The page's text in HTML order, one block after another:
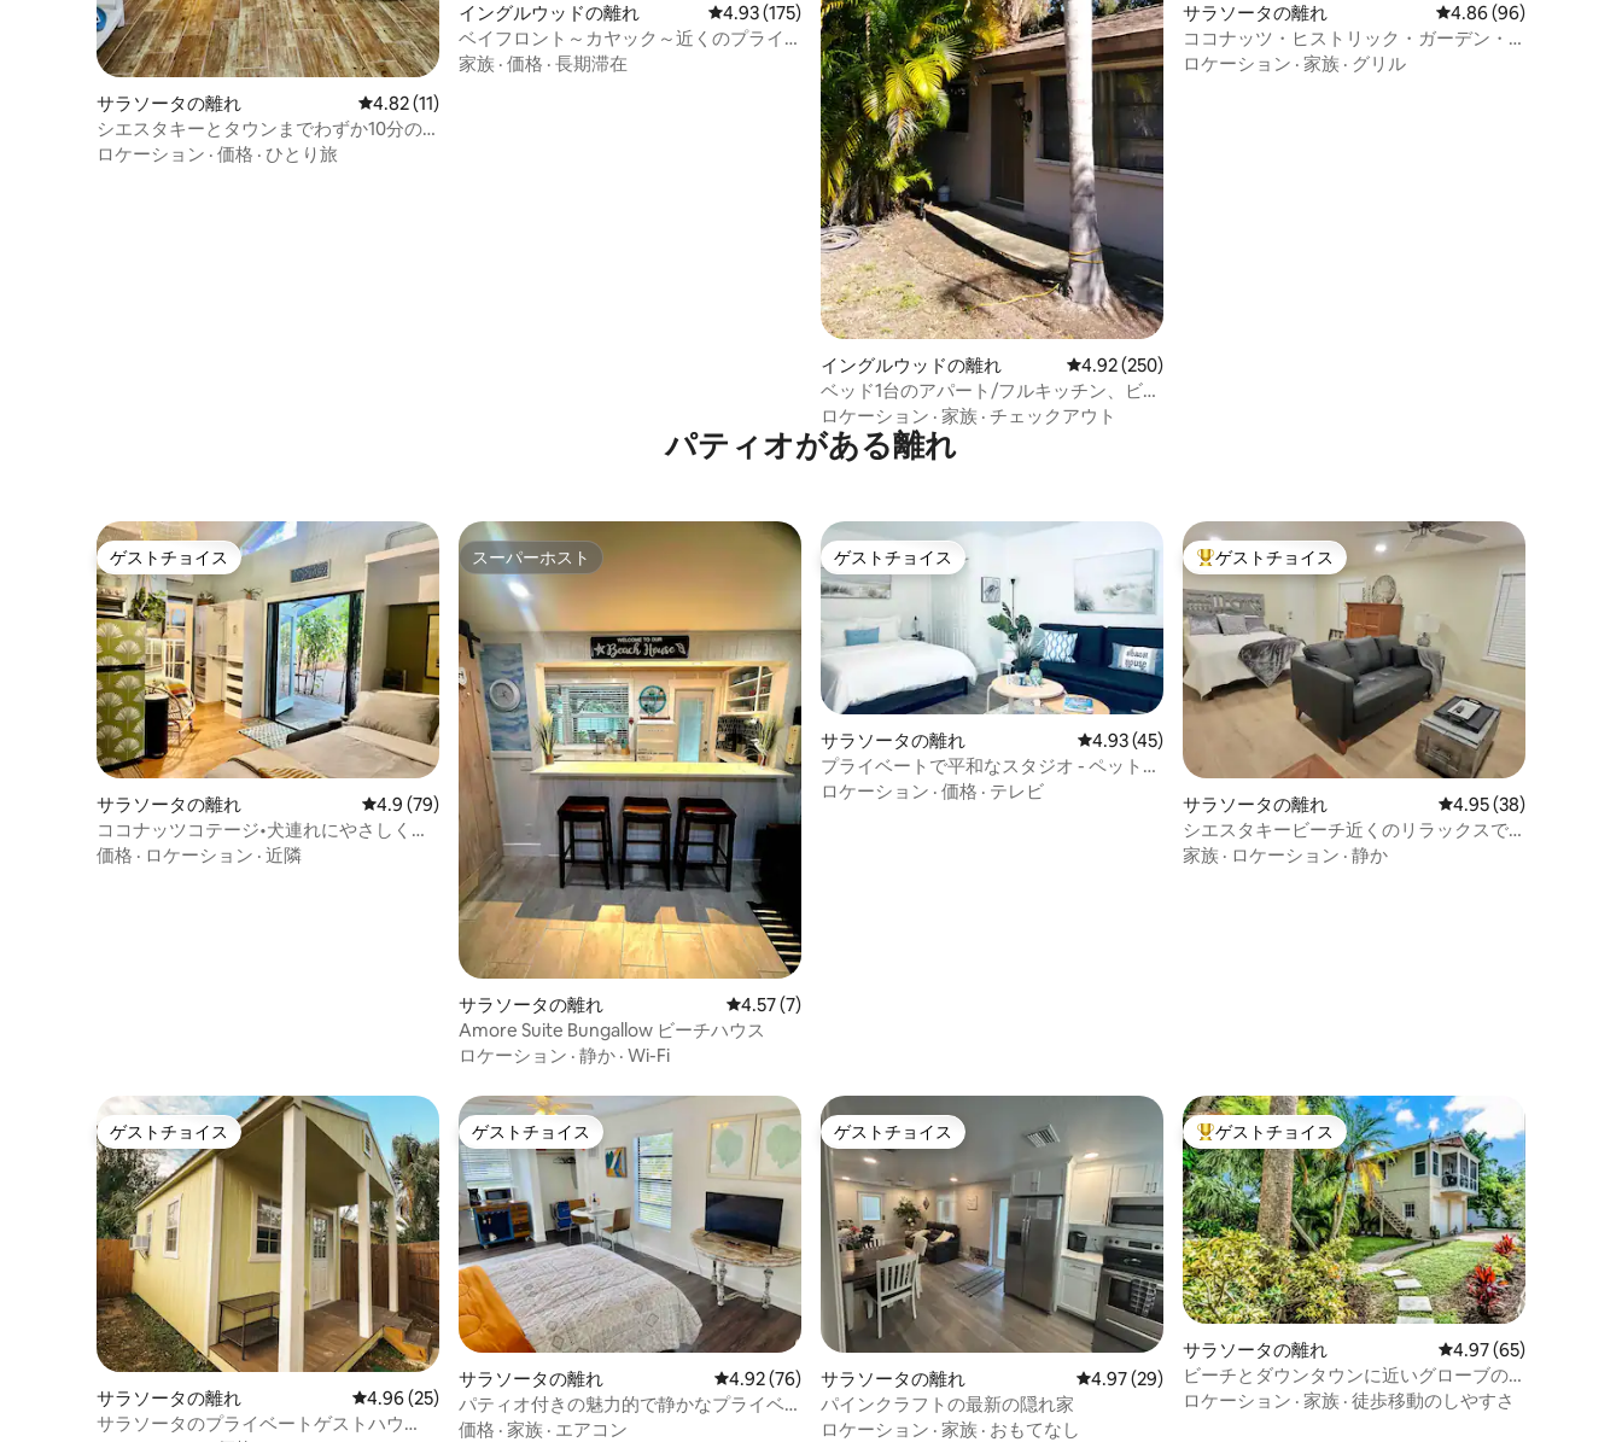
サラソータの離れ レビュー11件、5つ星中4.82つ星の平均評価
4.82 (11)
シエスタキーとタウンまでわずか10分の
ワンルーム
ロケーション · 価格 · ひとり旅
イングルウッドの離れ レビュー175件、5つ星中4.93つ星の平均評価
4.93 (175)
ベイフロント～カヤック～近くのプライ
ベートビーチへのアクセス
家族 · 価格 · 長期滞在
イングルウッドの離れ レビュー250件、5つ星中4.92つ星の平均評価
4.92 (250)
ベッド1台のアパート/フルキッチン、ビー
チまで車で5分
ロケーション · 家族 · チェックアウト
サラソータの離れ レビュー96件、5つ星
4.86 (96)
ココナッツ・ヒストリック・ガーデン・
フラット
ロケーション · 家族 · グリル
パティオがある離れ
ゲストチョイス
ゲストチョイス
サラソータの離れ レビュー79件、5つ星中4.9つ星の平均評価
4.9 (79)
ココナッツコテージ•犬連れにやさしく、
ダウンタウンに近い
価格 · ロケーション · 近隣
スーパーホスト
スーパーホスト
サラソータの離れ レビュー7件、5つ星中4.57つ星の平均評価
4.57 (7)
Amore Suite Bungallow ビーチハウス
ロケーション · 静か · Wi-Fi
ゲストチョイス
ゲストチョイス
サラソータの離れ レビュー45件、5つ星中4.93つ星の平均評価
4.93 (45)
プライベートで平和なスタジオ - ペット連
れOK、フェンス付きの庭
ロケーション · 価格 · テレビ
大好評のゲストチョイスです。
ゲストチョイス
サラソータの離れ レビュー38件、5つ星
4.95 (38)
シエスタキービーチ近くのリラックスで
きる宿泊先
家族 · ロケーション · 静か
ゲストチョイス
ゲストチョイス
サラソータの離れ レビュー25件、5つ星中4.96つ星の平均評価
4.96 (25)
サラソータのプライベートゲストハウ
ゲストチョイス
ゲストチョイス
サラソータの離れ レビュー76件、5つ星中4.92つ星の平均評価
4.92 (76)
パティオ付きの魅力的で静かなプライベ
ートゲストハウス
価格 · 家族 · エアコン
ゲストチョイス
ゲストチョイス
サラソータの離れ レビュー29件、5つ星中4.97つ星の平均評価
4.97 (29)
パインクラフトの最新の隠れ家
ロケーション · 家族 · おもてなし
大好評のゲストチョイスです。
ゲストチョイス
サラソータの離れ レビュー65件、5つ星
4.97 (65)
ビーチとダウンタウンに近いグローブの
宿泊先、プール付き！
ロケーション · 家族 · 徒歩移動のしやすさ